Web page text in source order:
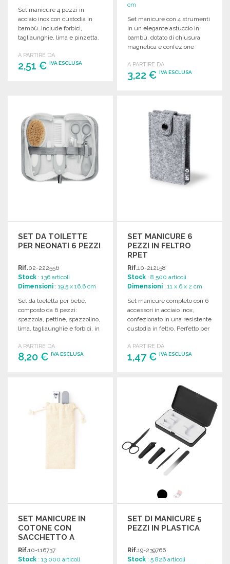
Set manicure 4 pezzi in
acciaio inox con custodia in
bambù. Include forbici,
tagliaunghie, lima e pinzetta.
A PARTIRE DA
2,51 € IVA ESCLUSA
cm
Set manicure con 4 strumenti
in un elegante astuccio in
bambù, dotato di chiusura
magnetica e confezione
A PARTIRE DA
3,22 €IVA ESCLUSA
Richiedi un preventivo
SET DA TOILETTE
PER NEONATI 6 PEZZI
Rif.02-222556
Stock : 136 articoli
Dimensioni : 19.5 x 16.6 cm
Set da toeletta per bebé,
composto da 6 pezzi:
spazzola, pettine, spazzolino,
lima, tagliaunghie e forbici, in
A PARTIRE DA
8,20 € IVA ESCLUSA
Richiedi un preventivo
SET MANICURE 6
PEZZI IN FELTRO
RPET
Rif.10-212158
Stock : 8 500 articoli
Dimensioni : 11 x 6 x 2 cm
Set manicure completo con 6
accessori in acciaio inox,
confezionato in una resistente
custodia in feltro. Perfetto per
A PARTIRE DA
1,47 €IVA ESCLUSA
Richiedi un preventivo
SET MANICURE IN
COTONE CON
SACCHETTO A
PREZZI
ALL'INGROSSO
Rif.10-116737
Stock : 13 000 articoli
SET DI MANICURE 5
PEZZI IN PLASTICA
Rif.19-239766
Stock : 5 826 articoli